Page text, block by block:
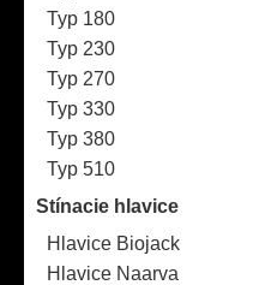
Typ 180
Typ 230
Typ 270
Typ 330
Typ 380
Typ 510
Stínacie hlavice
Hlavice Biojack
Hlavice Naarva